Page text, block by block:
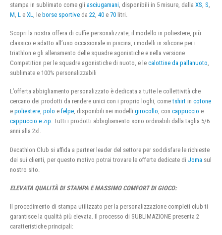
stampa in sublimato come gli asciugamani , disponibili in 5 misure, dalla XS S
M L e XL , le borse sportive da 22 40 e 70 litri.
Scopri la nostra offera di cuffie personalizzate, il modello in poliestere, più
classico e adatto all’uso occasionale in piscina, i modelli in silicone per i
triathlon e gli allenamento delle squadre agonistiche e nella versione
Competition per le squadre agonistiche di nuoto, e le calottine da pallanuoto,
sublimate e 100% personalizzabili
L’offerta abbigliamento personalizzato è dedicata a tutte le collettività che
cercano dei prodotti da rendere unici con i proprio loghi, cometshirt in cotone
e poliestere, polo e felpe, disponibili nei modelli girocollo, con cappuccio e
cappuccio e zip. Tutti i prodotti abbigliamento sono ordinabili dalla taglia 5/6
anni alla 2xl.
Decathlon Club si affida a partner leader del settore per soddisfare le richieste
dei sui clienti, per questo motivo potrai trovare le offerte dedicate di Joma sul
nostro sito.
ELEVATA QUALITÀ DI STAMPA E MASSIMO COMFORT DI GIOCO:
Il procedimento di stampa utilizzato per la personalizzazione completi club ti
garantisce la qualità più elevata. Il processo di SUBLIMAZIONE presenta 2
caratteristiche principali: